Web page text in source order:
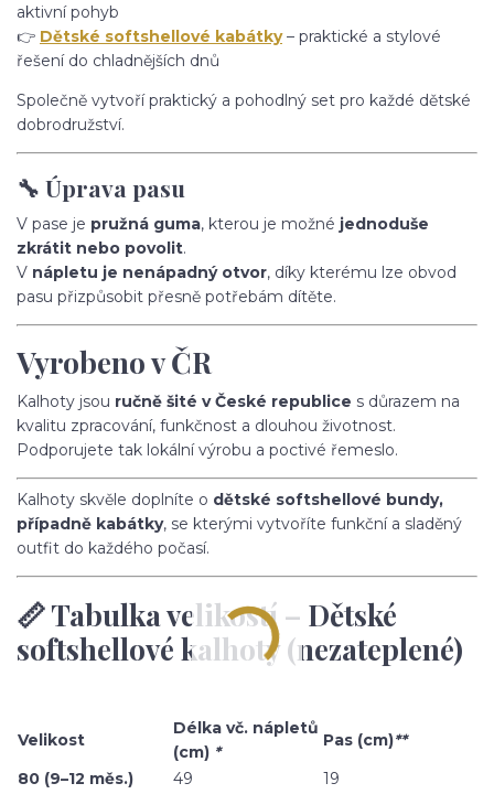
aktivní pohyb
👉 Dětské softshellové kabátky– praktické a stylové
řešení do chladnějších dnů
Společně vytvoří praktický a pohodlný set pro každé dětské
dobrodružství.
🔧 Úprava pasu
V pase je pružná guma, kterou je možné jednoduše
zkrátit nebo povolit.
V nápletu je nenápadný otvor, díky kterému lze obvod
pasu přizpůsobit přesně potřebám dítěte.
Vyrobeno v ČR
Kalhoty jsou ručně šité v České republice s důrazem na
kvalitu zpracování, funkčnost a dlouhou životnost.
Podporujete tak lokální výrobu a poctivé řemeslo.
Kalhoty skvěle doplníte o dětské softshellové bundy,
případně kabátky, se kterými vytvoříte funkční a sladěný
outfit do každého počasí.
📏 Tabulka velikostí – Dětské
softshellové kalhoty (nezateplené)
Velikost
Délka vč. nápletů
(cm) *
Pas (cm)**
80 (9–12 měs.)
49
19